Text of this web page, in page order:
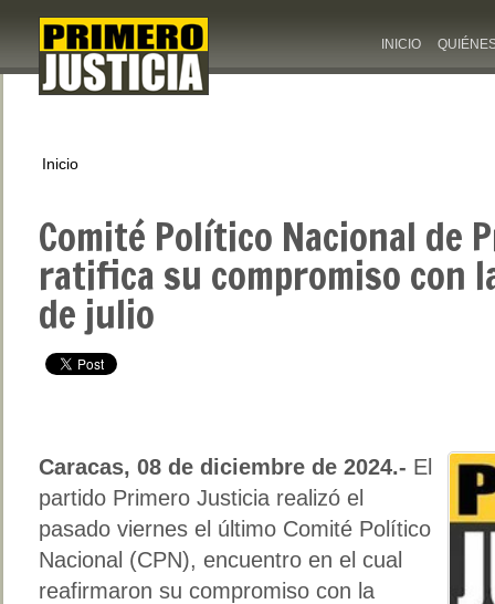
INICIO
Inicio
Comité Político Nacional de
ratifica su compromiso con
de julio
Caracas, 08 de diciembre de 2024.- El
partido Primero Justicia realizó el
pasado viernes el último Comité Político
Nacional (CPN), encuentro en el cual
reafirmaron su compromiso con la